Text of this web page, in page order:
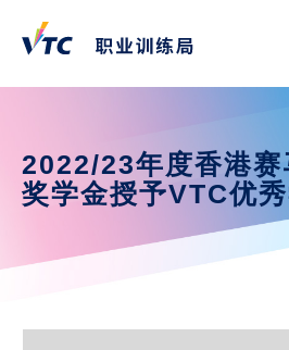
2022/23年度香港赛
奖学金授予VTC优